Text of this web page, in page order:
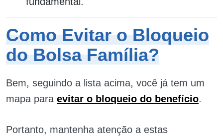
Como Evitar o Bloqueio
do Bolsa Família?
Bem, seguindo a lista acima, você já tem um
mapa para evitar o bloqueio do benefício.
Portanto, mantenha atenção a estas